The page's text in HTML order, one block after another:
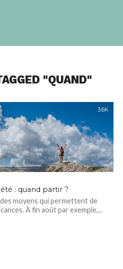
"QUAND"
3.6K
: quand partir ?
moyens qui permettent de
À fin août par exemple,...